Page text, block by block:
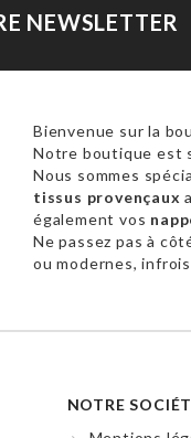
NEWSLETTER
Bienvenue sur la
Notre boutique est
Nous sommes
tissus provençaux
également vos
Ne passez pas à
ou modernes,
NOTRE